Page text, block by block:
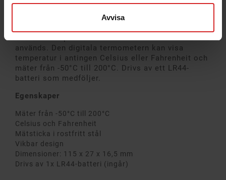
Avvisa
och fälls ihop mot termometern när den inte
används. Den digitala termometern kan visa
temperatur i antingen Celsius eller Fahrenheit och
mäter från -50°C till 200°C. Drivs av ett LR44-
batteri som medföljer.
Egenskaper
Mäter från -50°C till 200°C
Celsius och Fahrenheit
Mätsticka i rostfritt stål
Vikbar design
Dimensioner: 115 x 27 x 16,5 mm
Drivs av 1x LR44-batteri (ingår)